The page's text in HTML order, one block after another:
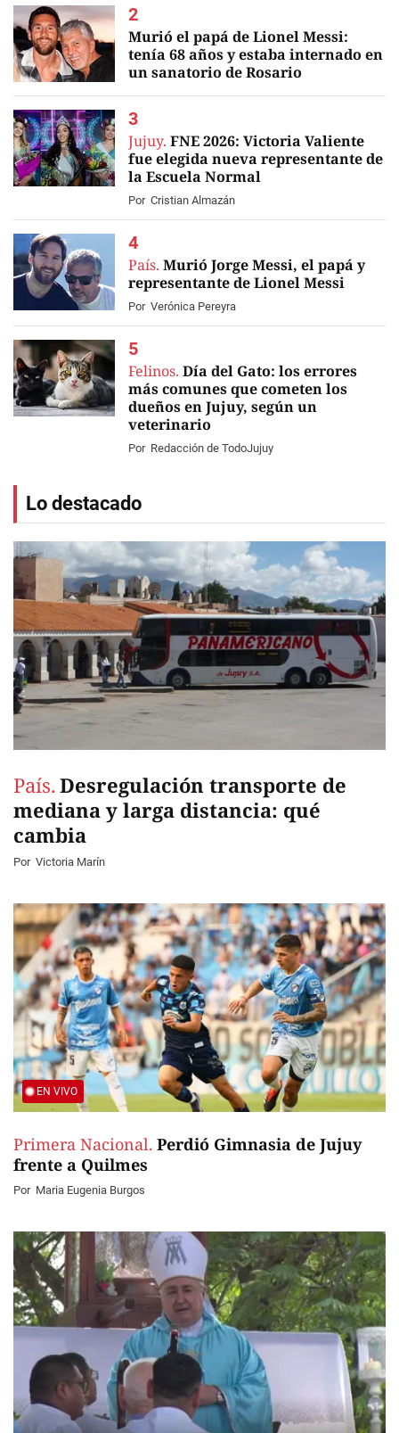
EN VIVO
Murió el papá de Lionel Messi:
tenía 68 años y estaba internado en
un sanatorio de Rosario
Jujuy. FNE 2026: Victoria Valiente
fue elegida nueva representante de
la Escuela Normal
Por Cristian Almazán
País. Murió Jorge Messi, el papá y
representante de Lionel Messi
Por Verónica Pereyra
Felinos. Día del Gato: los errores
más comunes que cometen los
dueños en Jujuy, según un
veterinario
Por Redacción de TodoJujuy
Lo destacado
País. Desregulación transporte de
mediana y larga distancia: qué
cambia
Por Victoria Marín
EN VIVO
Primera Nacional. Perdió Gimnasia de Jujuy
frente a Quilmes
Por Maria Eugenia Burgos